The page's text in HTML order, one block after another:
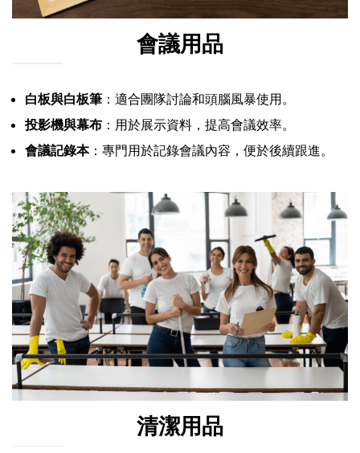
會議用品
白板與白板筆 ：適合團隊討論和頭腦風暴使用。
投影機與幕布 ：用於展示資料，提高會議效率。
會議記錄本：專門用於記錄會議內容，便於後續跟進。
清潔用品